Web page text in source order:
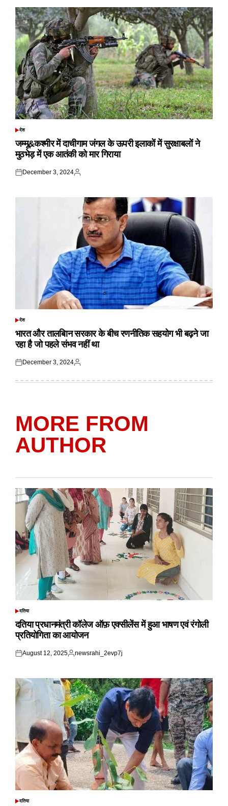
POSTED
देश
जम्मू&कश्मीर में दाचीगाम जंगल के ऊपरी इलाकों में सुरक्षाबलों ने
मुठभेड़ में एक आतंकी को मार गिराया
Posted
December 3, 2024
Posted
POSTED
देश
भारत और तालबिान सरकार के बीच रणनीतिक सहयोग भी बढ़ने जा
रहा है जो पहले संभव नहीं था
Posted
December 3, 2024
Posted
MORE FROM
AUTHOR
POSTED
दतिया
दतिया प्रधानमंत्री कॉलेज ऑफ़ एक्सीलेंस में हुआ भाषण एवं रंगोली
प्रतियोगिता का आयोजन
Posted
August 12, 2025
Posted
newsrahi_2evp7j
POSTED
दतिया